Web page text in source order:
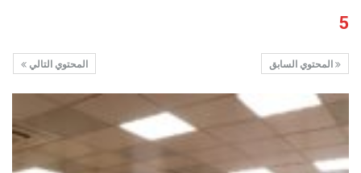
5
المحتوي التالي المحتوي السابق